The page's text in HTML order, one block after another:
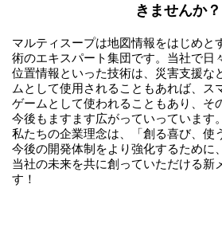
きませんか？
マルティスープは地図情報をはじめと
術のエキスパート集団です。当社で日
位置情報といった技術は、災害支援な
ムとして使用されることもあれば、ス
ゲームとして使われることもあり、そ
今後もますます広がっていっています。
私たちの企業理念は、「創る喜び、使
今後の開発体制をより強化するために
当社の未来を共に創っていただける新
す！